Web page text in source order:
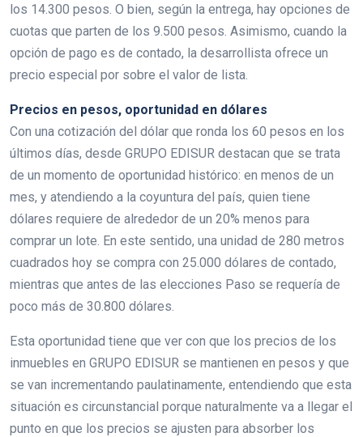
los 14.300 pesos. O bien, según la entrega, hay opciones de
cuotas que parten de los 9.500 pesos. Asimismo, cuando la
opción de pago es de contado, la desarrollista ofrece un
precio especial por sobre el valor de lista.
Precios en pesos, oportunidad en dólares
Con una cotización del dólar que ronda los 60 pesos en los
últimos días, desde GRUPO EDISUR destacan que se trata
de un momento de oportunidad histórico: en menos de un
mes, y atendiendo a la coyuntura del país, quien tiene
dólares requiere de alrededor de un 20% menos para
comprar un lote. En este sentido, una unidad de 280 metros
cuadrados hoy se compra con 25.000 dólares de contado,
mientras que antes de las elecciones Paso se requería de
poco más de 30.800 dólares.
Esta oportunidad tiene que ver con que los precios de los
inmuebles en GRUPO EDISUR se mantienen en pesos y que
se van incrementando paulatinamente, entendiendo que esta
situación es circunstancial porque naturalmente va a llegar el
punto en que los precios se ajusten para absorber los